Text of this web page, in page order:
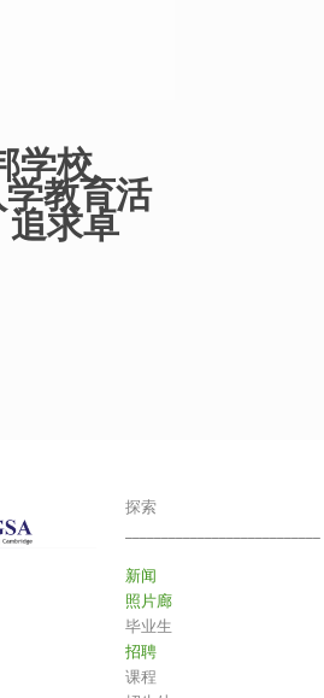
学校
学教育活
追求卓
探索
新闻
照片廊
毕业生
招聘
课程